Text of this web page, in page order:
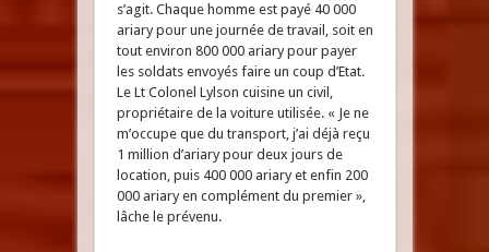
s’agit. Chaque homme est payé 40 000
ariary pour une journée de travail, soit en
tout environ 800 000 ariary pour payer
les soldats envoyés faire un coup d’Etat.
Le Lt Colonel Lylson cuisine un civil,
propriétaire de la voiture utilisée. « Je ne
m’occupe que du transport, j’ai déjà reçu
1 million d’ariary pour deux jours de
location, puis 400 000 ariary et enfin 200
000 ariary en complément du premier »,
lâche le prévenu.